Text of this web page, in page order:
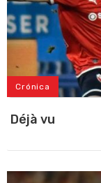
Crónica
Déjà vu